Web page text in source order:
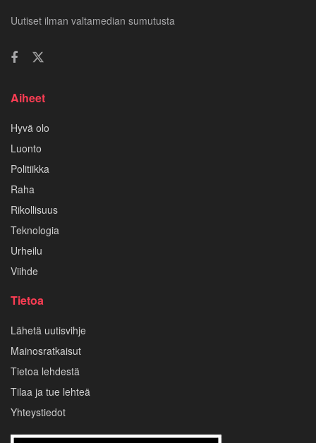
Uutiset ilman valtamedian sumutusta
Aiheet
Hyvä olo
Luonto
Politiikka
Raha
Rikollisuus
Teknologia
Urheilu
Viihde
Tietoa
Lähetä uutisvihje
Mainosratkaisut
Tietoa lehdestä
Tilaa ja tue lehteä
Yhteystiedot